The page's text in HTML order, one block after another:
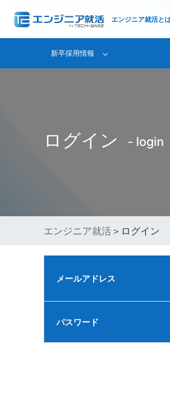
エンジニア就活と
新卒採用情報
ログイン - login
エンジニア就活 ＞ログイン
メールアドレス
パスワード